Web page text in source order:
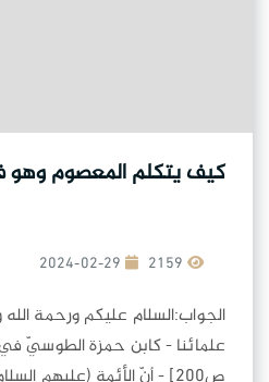
كيف يتكلم المعصوم وهو
2024-02-29
الجواب:السلام عليكم ورحمة
علمائنا - كابن حمزة الطوسيّ